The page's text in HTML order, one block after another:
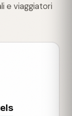
e viaggiatori